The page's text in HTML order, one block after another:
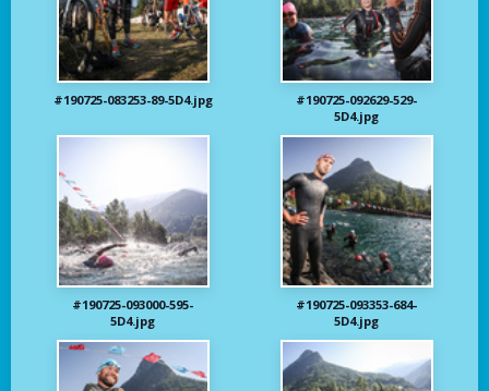
#190725-083253-89-5D4.jpg
#190725-092629-529-
5D4.jpg
#190725-093000-595-
5D4.jpg
#190725-093353-684-
5D4.jpg